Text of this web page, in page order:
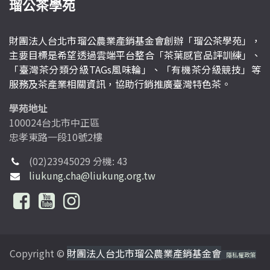
瑠公茶學苑
財團法人台北市瑠公農業產銷基金會創辦「瑠公茶學苑」，
主要目標是希望透過雲端平台整合「茶葉感官品評訓練」、
「臺灣茶分類分級TAGs風味輪」、「有機茶分級競技」等
服務及茶產業相關資訊，協助行銷推廣臺灣特色茶。
學苑地址
100024台北市中正區
忠孝東路一段10號2樓
(02)23945029 分機: 43
liukung.cha@liukung.org.tw
Copyright © 財團法人台北市瑠公農業產銷基金會 隱私權政策